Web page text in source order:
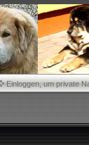
Einloggen, um private